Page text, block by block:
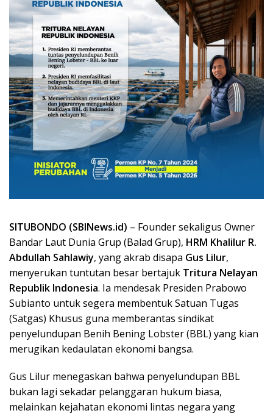
SITUBONDO (SBINews.id) – Founder sekaligus Owner
Bandar Laut Dunia Grup (Balad Grup), HRM Khalilur R.
Abdullah Sahlawiy, yang akrab disapa Gus Lilur,
menyerukan tuntutan besar bertajuk Tritura Nelayan
Republik Indonesia. Ia mendesak Presiden Prabowo
Subianto untuk segera membentuk Satuan Tugas
(Satgas) Khusus guna memberantas sindikat
penyelundupan Benih Bening Lobster (BBL) yang kian
merugikan kedaulatan ekonomi bangsa.
Gus Lilur menegaskan bahwa penyelundupan BBL
bukan lagi sekadar pelanggaran hukum biasa,
melainkan kejahatan ekonomi lintas negara yang